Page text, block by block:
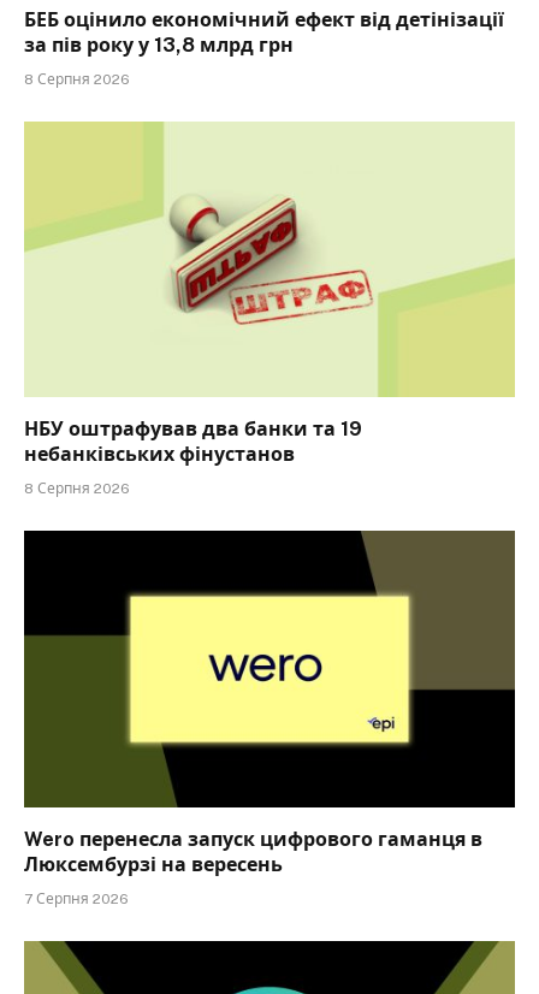
БЕБ оцінило економічний ефект від детінізації
за пів року у 13,8 млрд грн
8 Серпня 2026
НБУ оштрафував два банки та 19
небанківських фінустанов
8 Серпня 2026
Wero перенесла запуск цифрового гаманця в
Люксембурзі на вересень
7 Серпня 2026